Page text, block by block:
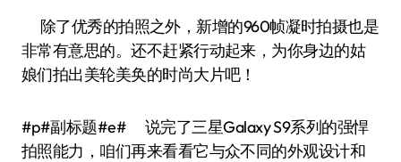
除了优秀的拍照之外，新增的960帧凝时拍摄也是
非常有意思的。还不赶紧行动起来，为你身边的姑
娘们拍出美轮美奂的时尚大片吧！
#p#副标题#e# 说完了三星Galaxy S9系列的强悍
拍照能力，咱们再来看看它与众不同的外观设计和